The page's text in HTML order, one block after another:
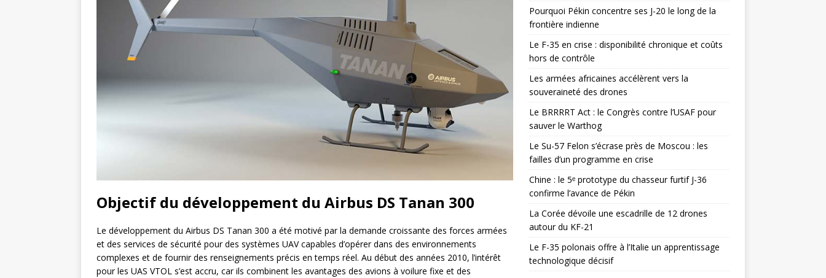
Objectif du développement du Airbus DS Tanan 300
Le développement du Airbus DS Tanan 300 a été motivé par la demande croissante des forces armées
et des services de sécurité pour des systèmes UAV capables d’opérer dans des environnements
complexes et de fournir des renseignements précis en temps réel. Au début des années 2010, l’intérêt
pour les UAS VTOL s’est accru, car ils combinent les avantages des avions à voilure fixe et des
Pourquoi Pékin concentre ses J-20 le long de la
frontière indienne
Le F-35 en crise : disponibilité chronique et coûts
hors de contrôle
Les armées africaines accélèrent vers la
souveraineté des drones
Le BRRRRT Act : le Congrès contre l’USAF pour
sauver le Warthog
Le Su-57 Felon s’écrase près de Moscou : les
failles d’un programme en crise
Chine : le 5ᵉ prototype du chasseur furtif J-36
confirme l’avance de Pékin
La Corée dévoile une escadrille de 12 drones
autour du KF-21
Le F-35 polonais offre à l’Italie un apprentissage
technologique décisif